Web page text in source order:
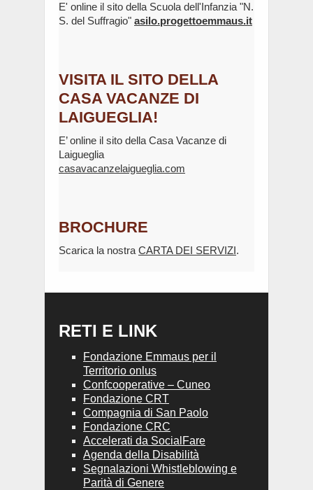
E' online il sito della Scuola dell'Infanzia "N.
S. del Suffragio" asilo.progettoemmaus.it
VISITA IL SITO DELLA
CASA VACANZE DI
LAIGUEGLIA!
E’ online il sito della Casa Vacanze di
Laigueglia
casavacanzelaigueglia.com
BROCHURE
Scarica la nostra CARTA DEI SERVIZI.
RETI E LINK
Fondazione Emmaus per il
Territorio onlus
Confcooperative – Cuneo
Fondazione CRT
Compagnia di San Paolo
Fondazione CRC
Accelerati da SocialFare
Agenda della Disabilità
Segnalazioni Whistleblowing e
Parità di Genere